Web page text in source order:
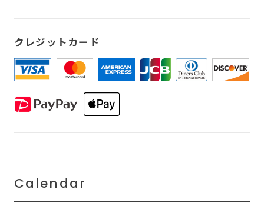
クレジットカード
Calendar